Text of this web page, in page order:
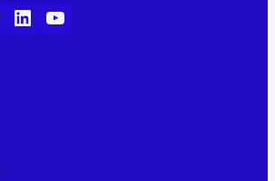
LinkedIn YouTube